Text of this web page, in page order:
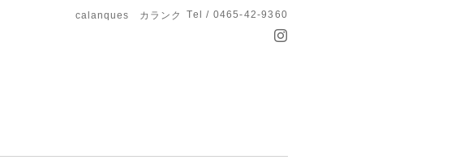
calanques カランク Tel / 0465-42-9360